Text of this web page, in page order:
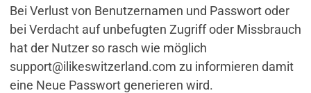
Bei Verlust von Benutzernamen und Passwort oder
bei Verdacht auf unbefugten Zugriff oder Missbrauch
hat der Nutzer so rasch wie möglich
support@ilikeswitzerland.com zu informieren damit
eine Neue Passwort generieren wird.